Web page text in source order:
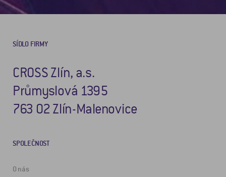
SÍDLO FIRMY
CROSS Zlín, a.s.
Průmyslová 1395
763 02 Zlín-Malenovice
SPOLEČNOST
O nás